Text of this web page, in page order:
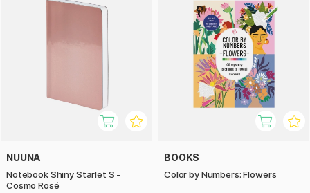
NUUNA
Notebook Shiny Starlet S -
Cosmo Rosé
BOOKS
Color by Numbers: Flowers